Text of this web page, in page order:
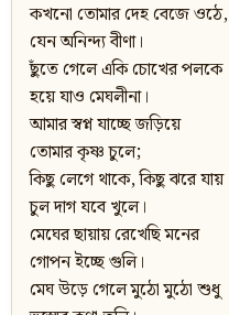
কখনো তোমার দেহ বেজে ওঠে,
যেন অনিন্দ্য বীণা।
ছুঁতে গেলে একি চোখের পলকে
হয়ে যাও মেঘলীনা।
আমার স্বপ্ন যাচ্ছে জড়িয়ে
তোমার কৃষ্ণ চুলে;
কিছু লেগে থাকে, কিছু ঝরে যায়
চুল দাগ যবে খুলে।
মেঘের ছায়ায় রেখেছি মনের
গোপন ইচ্ছে গুলি।
মেঘ উড়ে গেলে মুঠো মুঠো শুধু